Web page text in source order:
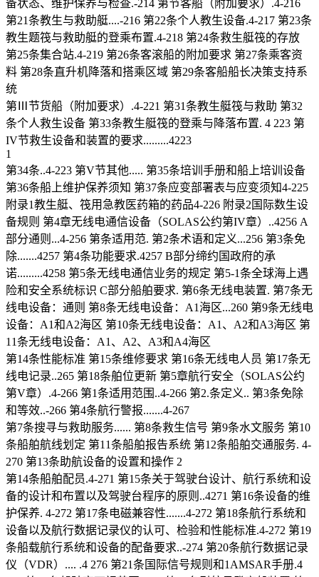
备状态、维护保养与检查.-214 第节客船（附加要求）.4-216
第21条教生与救助艇....-216 第22条个人教生设备.4-217 第23条
教生题筏与救助艇的登乘布置.4-218 第24条救生艇筏的存放
第25条集合站.4-219 第26条客滚船的附加要求 第27条乘客资
料 第28条直升机降落和搭乘区域 第29条客船船长决策支持系
统
第Ⅲ节货船（附加要求）.4-221 第31条教生艇筏与救助 第32
条个人救生设备 第33条教生艇筏的登乘与降落布置. 4 223 第
IV节救生设备和装置的要求.........4223
1
第34条..4-223 第V节其他..... 第35条培训手册和船上培训设备
第36条船上维护保养须知 第37条应变部署表与应变须知4-225
附录1教生艇、筏用急教医药箱的药品4-226 附录2国际数生设
备规则 第4章无线电通信设备（SOLAS公约第IV章）..4256 A
部分通则...4-256 第条适用范. 第2条术语和定义...256 第3条免
除.......4257 第4条功能要求.4257 B部分缔约国政府的承
诺.........4258 第5条无线电通信业务的规定 第5-1条全球海上遇
险和安全系统标识 C部分船舶要求. 第6条无线电装置. 第7条无
线电设备：通则 第8条无线电设备：A1海区...260 第9条无线电
设备：A1和A2海区 第10条无线电设备：A1、A2和A3海区 第
11条无线电设备：A1、A2、A3和A4海区
第14条性能标准 第15条维修要求 第16条无线电人员 第17条无
线电记录..265 第18条舶位更新 第5章航行安全（SOLAS公约
第V章）.4-266 第1条适用范围..4-266 第2.条定义.. 第3条免除
和等效..-266 第4条航行警报.......4-267
第7条搜寻与救助服务...... 第8条救生信号 第9条水文服务 第10
条船舶航线划定 第11条船舶报告系统 第12条船舶交通服务. 4-
270 第13条助航设备的设置和操作 2
第14条船舶配员.4-271 第15条关于驾驶台设计、航行系统和设
备的设计和布置以及驾驶台程序的原则..4271 第16条设备的维
护保养. 4-272 第17条电磁兼容性.......4-272 第18条航行系统和
设备以及航行数据记录仪的认可、检验和性能标准.4-272 第19
条船载航行系统和设备的配备要求..-274 第20条航行数据记录
仪（VDR）.... .4 276 第21条国际信号规则和1AMSAR手册.4